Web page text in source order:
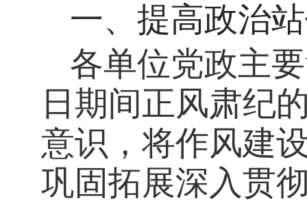
一、 提高政治
各单位党政主
日期间正风肃纪
意识，将作风建
巩固拓展深入贯